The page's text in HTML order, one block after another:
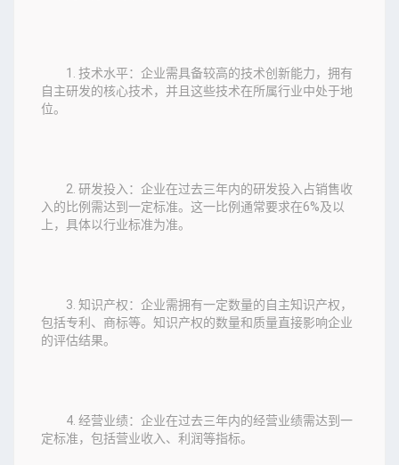
1. 技术水平：企业需具备较高的技术创新能力，拥有
自主研发的核心技术，并且这些技术在所属行业中处于地
位。
2. 研发投入：企业在过去三年内的研发投入占销售收
入的比例需达到一定标准。这一比例通常要求在6%及以
上，具体以行业标准为准。
3. 知识产权：企业需拥有一定数量的自主知识产权，
包括专利、商标等。知识产权的数量和质量直接影响企业
的评估结果。
4. 经营业绩：企业在过去三年内的经营业绩需达到一
定标准，包括营业收入、利润等指标。